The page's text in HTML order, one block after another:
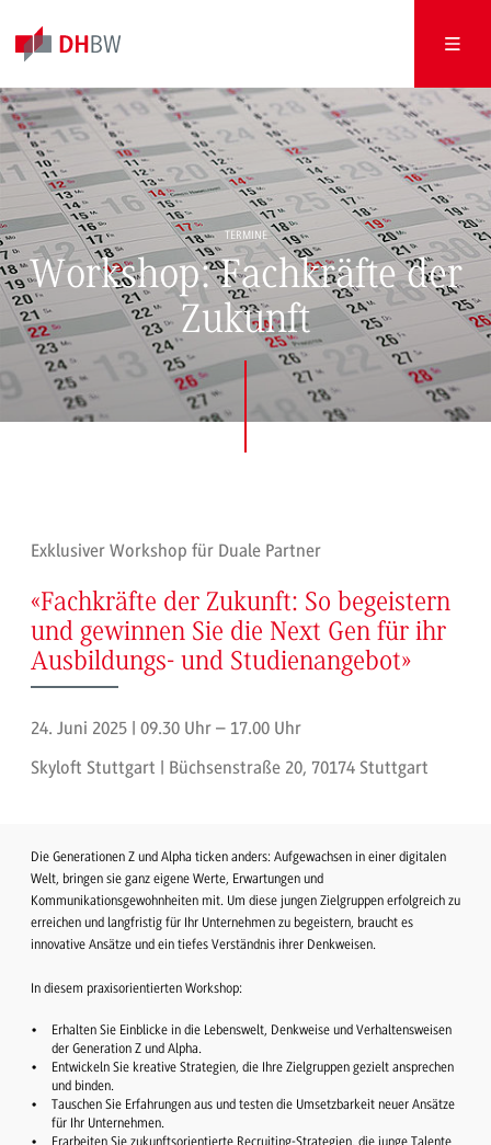
TERMINE
Workshop: Fachkräfte der
Zukunft
Exklusiver Workshop für Duale Partner
«Fachkräfte der Zukunft: So begeistern
und gewinnen Sie die Next Gen für ihr
Ausbildungs- und Studienangebot»
24. Juni 2025 | 09.30 Uhr – 17.00 Uhr
Skyloft Stuttgart | Büchsenstraße 20, 70174 Stuttgart
Die Generationen Z und Alpha ticken anders: Aufgewachsen in einer digitalen
Welt, bringen sie ganz eigene Werte, Erwartungen und
Kommunikationsgewohnheiten mit. Um diese jungen Zielgruppen erfolgreich zu
erreichen und langfristig für Ihr Unternehmen zu begeistern, braucht es
innovative Ansätze und ein tiefes Verständnis ihrer Denkweisen.
In diesem praxisorientierten Workshop:
Erhalten Sie Einblicke in die Lebenswelt, Denkweise und Verhaltensweisen
der Generation Z und Alpha.
Entwickeln Sie kreative Strategien, die Ihre Zielgruppen gezielt ansprechen
und binden.
Tauschen Sie Erfahrungen aus und testen die Umsetzbarkeit neuer Ansätze
für Ihr Unternehmen.
Erarbeiten Sie zukunftsorientierte Recruiting-Strategien, die junge Talente